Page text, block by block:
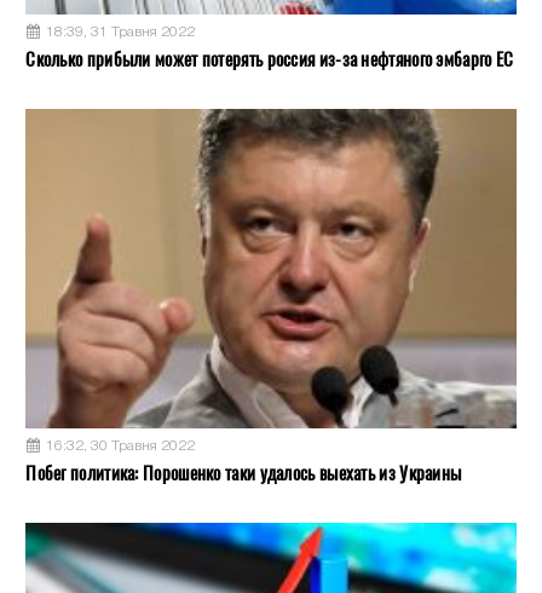
18:39, 31 Травня 2022
Сколько прибыли может потерять россия из-за нефтяного эмбарго ЕС
16:32, 30 Травня 2022
Побег политика: Порошенко таки удалось выехать из Украины